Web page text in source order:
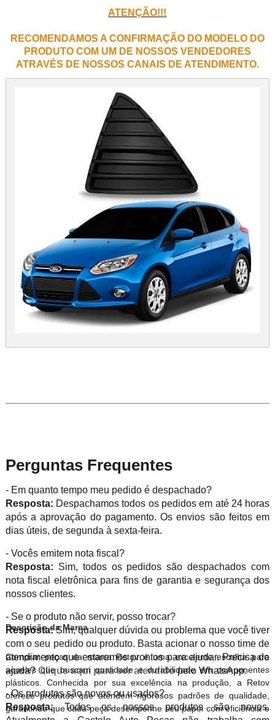
ATENÇÃO!!!
RECOMENDAMOS A CONFIRMAÇÃO DO MODELO DO
PRODUTO COM UM DE NOSSOS VENDEDORES
ATRAVÉS DE NOSSOS CANAIS DE ATENDIMENTO.
Perguntas Frequentes
- Em quanto tempo meu pedido é despachado?
Resposta: Despachamos todos os pedidos em até 24 horas
após a aprovação do pagamento. Os envios são feitos em
dias úteis, de segunda à sexta-feira.
- Vocês emitem nota fiscal?
Resposta: Sim, todos os pedidos são despachados com
nota fiscal eletrônica para fins de garantia e segurança dos
nossos clientes.
- Se o produto não servir, posso trocar?
Resposta:Sim, qualquer dúvida ou problema que você tiver
com o seu pedido ou produto. Basta acionar o nosso time de
atendimento que estaremos prontos para ajudar. Precisa de
ajuda?Clique aqui para ser atendidopelo WhatsApp.
- Os produtos são novos ou usados?
Resposta:Todos os nossos produtos são novos.
Descrição da Marca
Comprar peças da marca Retov é uma excelente escolha para
aqueles que buscam qualidade e durabilidade em componentes
plásticos. Conhecida por sua excelência na produção, a Retov
oferece produtos que atendem rigorosos padrões de qualidade,
garantindo que cada peça desempenhe seu papel com eficiência e